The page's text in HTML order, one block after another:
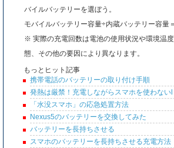
バイルバッテリーを選ぼう。
モバイルバッテリー容量÷内蔵バッテリー容量
※ 実際の充電回数は電池の使用状況や環境温
態、その他の要因により異なります。
もっとヒット記事
携帯電話のバッテリーの取り付け手順
発熱は厳禁！充電しながらスマホを使わないl
「水没スマホ」の応急処置方法
Nexus5のバッテリーを交換してみた
バッテリーを長持ちさせる
スマホのバッテリーを長持ちさせる充電方法